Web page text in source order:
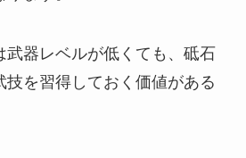
武器レベルが低くても、砥石
技を習得しておく価値がある